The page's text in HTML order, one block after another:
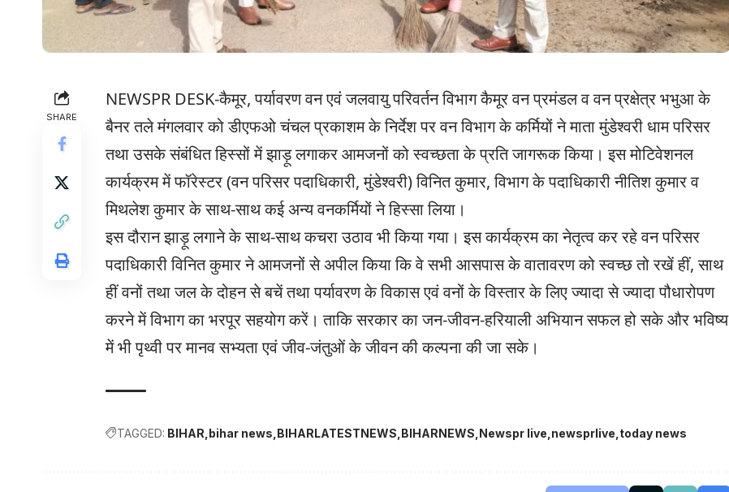
SHARE
NEWSPR DESK-कैमूर, पर्यावरण वन एवं जलवायु परिवर्तन विभाग कैमूर वन प्रमंडल व वन प्रक्षेत्र भभुआ के
बैनर तले मंगलवार को डीएफओ चंचल प्रकाशम के निर्देश पर वन विभाग के कर्मियों ने माता मुंडेश्वरी धाम परिसर
तथा उसके संबंधित हिस्सों में झाड़ू लगाकर आमजनों को स्वच्छता के प्रति जागरूक किया। इस मोटिवेशनल
कार्यक्रम में फॉरेस्टर (वन परिसर पदाधिकारी, मुंडेश्वरी) विनित कुमार, विभाग के पदाधिकारी नीतिश कुमार व
मिथलेश कुमार के साथ-साथ कई अन्य वनकर्मियों ने हिस्सा लिया।
इस दौरान झाड़ू लगाने के साथ-साथ कचरा उठाव भी किया गया। इस कार्यक्रम का नेतृत्व कर रहे वन परिसर
पदाधिकारी विनित कुमार ने आमजनों से अपील किया कि वे सभी आसपास के वातावरण को स्वच्छ तो रखें हीं, साथ
हीं वनों तथा जल के दोहन से बचें तथा पर्यावरण के विकास एवं वनों के विस्तार के लिए ज्यादा से ज्यादा पौधारोपण
करने में विभाग का भरपूर सहयोग करें। ताकि सरकार का जन-जीवन-हरियाली अभियान सफल हो सके और भविष्य
में भी पृथ्वी पर मानव सभ्यता एवं जीव-जंतुओं के जीवन की कल्पना की जा सके।
TAGGED: BIHAR bihar news BIHARLATESTNEWS BIHARNEWS Newspr live newsprlive today news